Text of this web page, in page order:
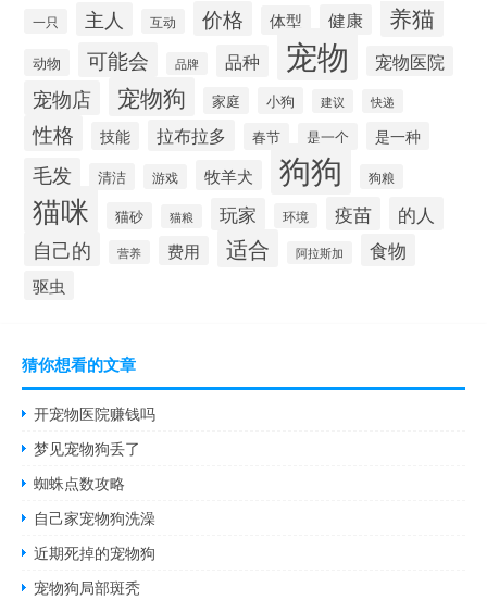
一只 主人 互动 价格 体型 健康 养猫
动物 可能会 品牌 品种 宠物 宠物医院
宠物店 宠物狗 家庭 小狗 建议 快递
性格 技能 拉布拉多 春节 是一个 是一种
毛发 清洁 游戏 牧羊犬 狗狗 狗粮
猫咪 猫砂 猫粮 玩家 环境 疫苗 的人
自己的 营养 费用 适合 阿拉斯加 食物
驱虫
猜你想看的文章
开宠物医院赚钱吗
梦见宠物狗丢了
蜘蛛点数攻略
自己家宠物狗洗澡
近期死掉的宠物狗
宠物狗局部斑秃